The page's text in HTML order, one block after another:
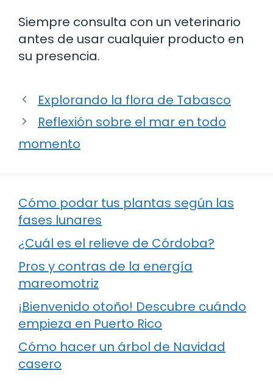
Siempre consulta con un veterinario
antes de usar cualquier producto en
su presencia.
Explorando la flora de Tabasco
Reflexión sobre el mar en todo
momento
Cómo podar tus plantas según las
fases lunares
¿Cuál es el relieve de Córdoba?
Pros y contras de la energía
mareomotriz
¡Bienvenido otoño! Descubre cuándo
empieza en Puerto Rico
Cómo hacer un árbol de Navidad
casero